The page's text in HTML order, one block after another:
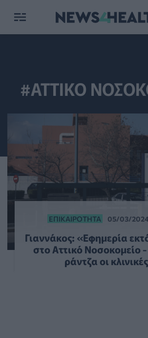
#ΑΤΤΙΚΟ
ΕΠΙΚΑΙΡΌΤΗΤΑ 05/03/2024
Γιαννάκος: «Εφημερία
στο Αττικό Νοσοκομείο
ράντζα οι